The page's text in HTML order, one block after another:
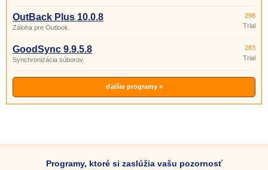
OutBack Plus 10.0.8
Záloha pre Outlook.
298
Trial
GoodSync 9.9.5.8
Synchronizácia súborov.
283
Trial
ďalšie programy »
Programy, ktoré si zaslúžia vašu pozornosť